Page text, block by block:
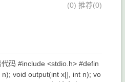
(0) 推荐(0)
码 #include <stdio.h> #defin
void output(int x[], int n); vo